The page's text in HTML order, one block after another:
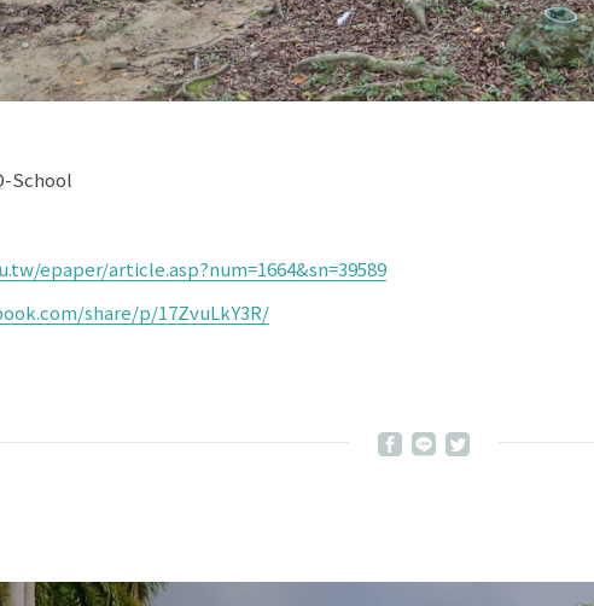
School
epaper/article.asp?num=1664&sn=39589
share/p/17ZvuLkY3R/